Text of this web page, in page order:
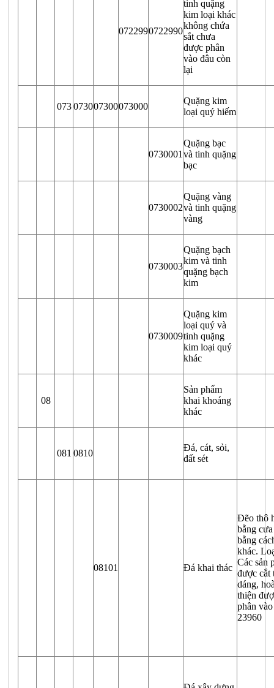
0722990722990
tinh quặng
kim loại khác
không chứa
sắt chưa
được phân
vào đâu còn
lại
073 073007300073000
Quặng kim
loại quý hiếm
0730001
Quặng bạc
và tinh quặng
bạc
0730002
Quặng vàng
và tinh quặng
vàng
0730003
Quặng bạch
kim và tinh
quặng bạch
kim
0730009
Quặng kim
loại quý và
tinh quặng
kim loại quý
khác
08
Sản phẩm
khai khoáng
khác
081 0810
Đá, cát, sỏi,
đất sét
08101 Đá khai thác
Đẽo thô
bằng
bằng
khác.
Các sản
được cắt
dáng,
thiện
phân
23960